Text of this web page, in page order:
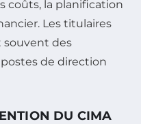
coûts, la planification
Les titulaires
souvent des
de direction
DU CIMA